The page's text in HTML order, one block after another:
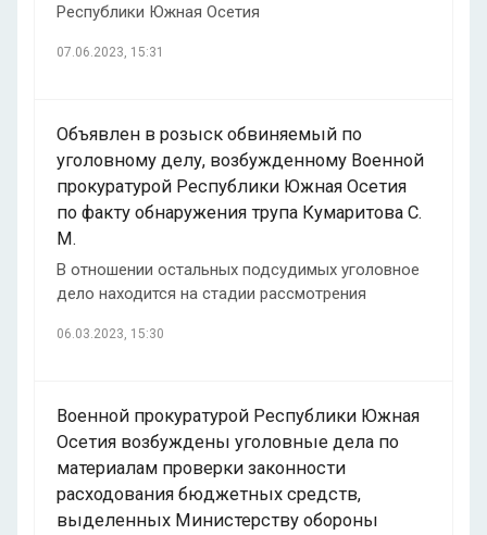
Республики Южная Осетия
07.06.2023, 15:31
Объявлен в розыск обвиняемый по
уголовному делу, возбужденному Военной
прокуратурой Республики Южная Осетия
по факту обнаружения трупа Кумаритова С.
М.
В отношении остальных подсудимых уголовное
дело находится на стадии рассмотрения
06.03.2023, 15:30
Военной прокуратурой Республики Южная
Осетия возбуждены уголовные дела по
материалам проверки законности
расходования бюджетных средств,
выделенных Министерству обороны